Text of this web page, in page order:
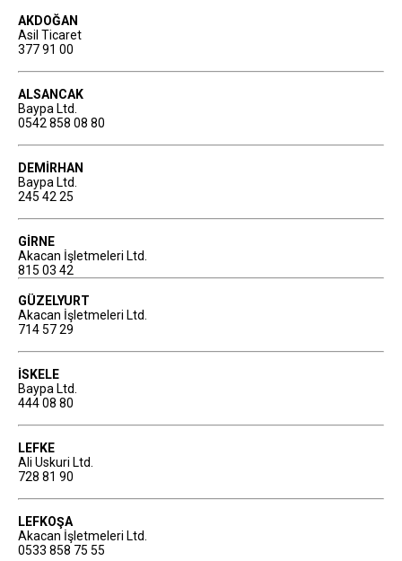
AKDOĞAN
Asil Ticaret
377 91 00
ALSANCAK
Baypa Ltd.
0542 858 08 80
DEMİRHAN
Baypa Ltd.
245 42 25
GİRNE
Akacan İşletmeleri Ltd.
815 03 42
GÜZELYURT
Akacan İşletmeleri Ltd.
714 57 29
İSKELE
Baypa Ltd.
444 08 80
LEFKE
Ali Uskuri Ltd.
728 81 90
LEFKOŞA
Akacan İşletmeleri Ltd.
0533 858 75 55